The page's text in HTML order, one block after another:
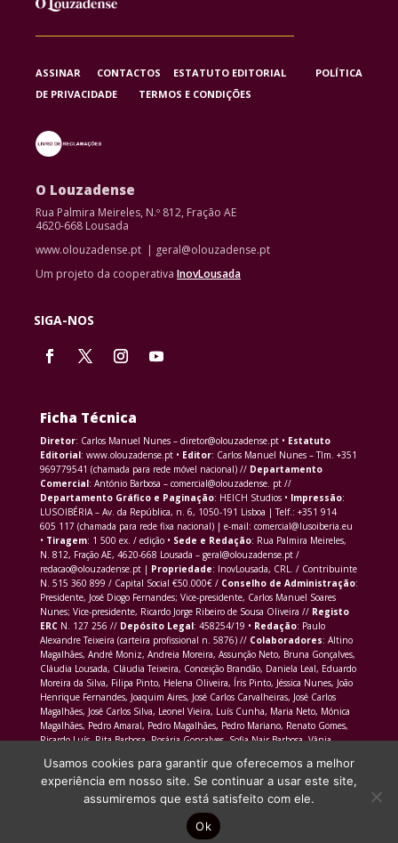
ASSINAR CONTACTOS ESTATUTO EDITORIAL POLÍTICA
DE PRIVACIDADE TERMOS E CONDIÇÕES
O Louzadense
Rua Palmira Meireles, N.º 812, Fração AE
4620-668 Lousada
www.olouzadense.pt | geral@olouzadense.pt
Um projeto da cooperativa InovLousada
SIGA-NOS
Ficha Técnica
Diretor: Carlos Manuel Nunes – diretor@olouzadense.pt • Estatuto
Editorial: www.olouzadense.pt • Editor: Carlos Manuel Nunes – Tlm. +351
969779541 (chamada para rede móvel nacional) // Departamento
Comercial: António Barbosa – comercial@olouzadense. pt //
Departamento Gráfico e Paginação: HEICH Studios • Impressão:
LUSOIBÉRIA – Av. da República, n. 6, 1050-191 Lisboa | Telf.: +351 914
605 117 (chamada para rede fixa nacional) | e-mail: comercial@lusoiberia.eu
• Tiragem: 1 500 ex. / edição • Sede e Redação: Rua Palmira Meireles,
N. 812, Fração AE, 4620-668 Lousada – geral@olouzadense.pt /
redacao@olouzadense.pt | Propriedade: InovLousada, CRL. / Contribuinte
N. 515 360 899 / Capital Social €50.000€ / Conselho de Administração:
Presidente, José Diogo Fernandes; Vice-presidente, Carlos Manuel Soares
Nunes; Vice-presidente, Ricardo Jorge Ribeiro de Sousa Oliveira // Registo
ERCN. 127 256 // Depósito Legal: 458254/19 • Redação: Paulo
Alexandre Teixeira (carteira profissional n. 5876) // Colaboradores: Altino
Magalhães, André Moniz, Andreia Moreira, Assunção Neto, Bruna Gonçalves,
Cláudia Lousada, Cláudia Teixeira, Conceição Brandão, Daniela Leal, Eduardo
Moreira da Silva, Filipa Pinto, Helena Oliveira, Íris Pinto, Jéssica Nunes, João
Henrique Fernandes, Joaquim Aires, José Carlos Carvalheiras, José Carlos
Magalhães, José Carlos Silva, Leonel Vieira, Luís Cunha, Maria Neto, Mónica
Magalhães, Pedro Amaral, Pedro Magalhães, Pedro Mariano, Renato Gomes,
Ricardo Luís, Rita Barbosa, Rosária Gonçalves, Sofia Nair Barbosa, Vânia
Site produzido porHEICH Studios
Usamos cookies para garantir que oferecemos a melhor
experiência em nosso site. Se continuar a usar este site,
assumiremos que está satisfeito com ele.
Ok